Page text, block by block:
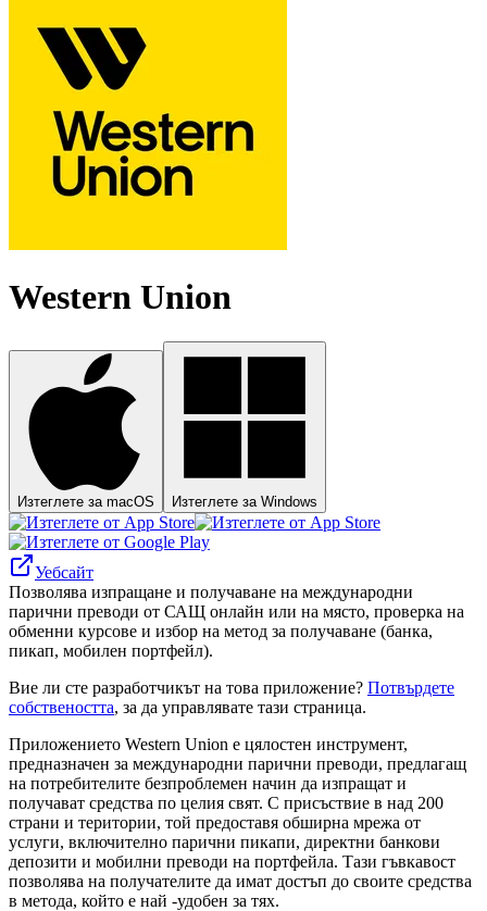
Western Union
Изтеглете за macOS Изтеглете за Windows
Уебсайт
Позволява изпращане и получаване на международни
парични преводи от САЩ онлайн или на място, проверка на
обменни курсове и избор на метод за получаване (банка,
пикап, мобилен портфейл).
Вие ли сте разработчикът на това приложение? Потвърдете
собствеността, за да управлявате тази страница.
Приложението Western Union е цялостен инструмент,
предназначен за международни парични преводи, предлагащ
на потребителите безпроблемен начин да изпращат и
получават средства по целия свят. С присъствие в над 200
страни и територии, той предоставя обширна мрежа от
услуги, включително парични пикапи, директни банкови
депозити и мобилни преводи на портфейла. Тази гъвкавост
позволява на получателите да имат достъп до своите средства
в метода, който е най -удобен за тях.